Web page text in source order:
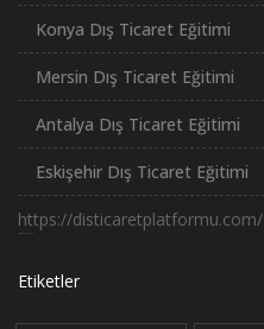
Konya Dış Ticaret Eğitimi
Mersin Dış Ticaret Eğitimi
Antalya Dış Ticaret Eğitimi
Eskişehir Dış Ticaret Eğitimi
https://disticaretplatformu.com/
Etiketler